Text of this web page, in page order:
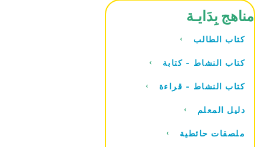
مناهج بِدَايـة
كتاب الطالب
كتاب النشاط - كتابة
كتاب النشاط - قراءة
دليل المعلم
ملصقات حائطية